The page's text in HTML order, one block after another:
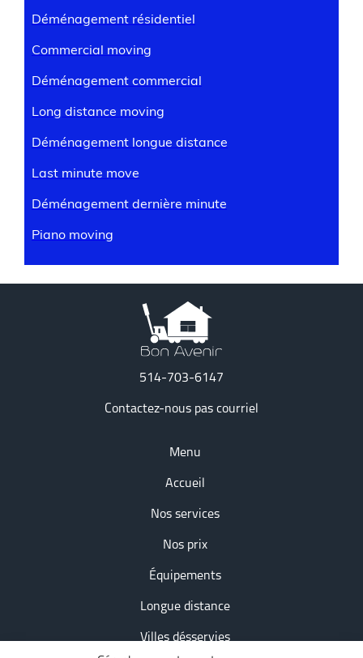
Déménagement résidentiel
Commercial moving
Déménagement commercial
Long distance moving
Déménagement longue distance
Last minute move
Déménagement dernière minute
Piano moving
514-703-6147
Contactez-nous pas courriel
Menu
Accueil
Nos services
Nos prix
Équipements
Longue distance
Villes désservies